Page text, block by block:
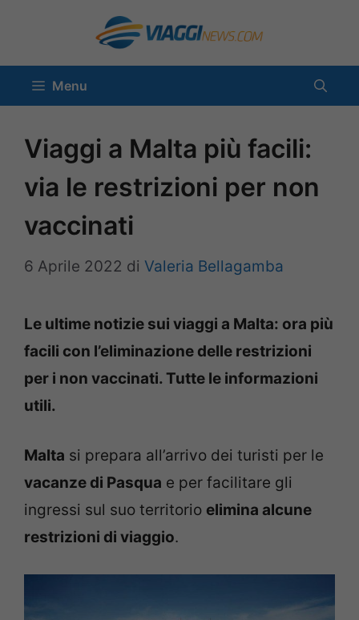
contenuto
Menu
Viaggi a Malta più facili:
via le restrizioni per non
vaccinati
6 Aprile 2022 di Valeria Bellagamba
Le ultime notizie sui viaggi a Malta: ora più
facili con l’eliminazione delle restrizioni
per i non vaccinati. Tutte le informazioni
utili.
Malta si prepara all’arrivo dei turisti per le
vacanze di Pasqua e per facilitare gli
ingressi sul suo territorio elimina alcune
restrizioni di viaggio.